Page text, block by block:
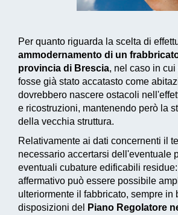
Per quanto riguarda la scelta di
ammodernamento di un
provincia di Brescia, nel caso in
fosse già stato accatasto come
dovrebbero nascere ostacoli
e ricostruzioni, mantenendo però la
della vecchia struttura.
Relativamente ai dati concernenti il
necessario accertarsi dell'eventuale
eventuali cubature edificabili
affermativo può essere possibile
ulteriormente il fabbricato, sempre in
disposizioni del
Piano Regolatore